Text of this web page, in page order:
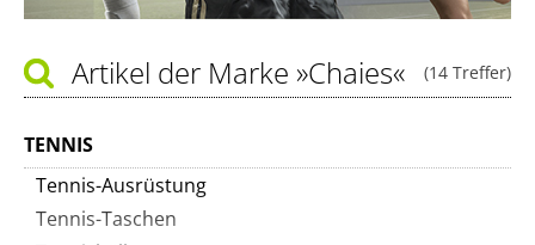
(14 Treffer)
Artikel der Marke »Chaies«
TENNIS
Tennis-Ausrüstung
Tennis-Taschen